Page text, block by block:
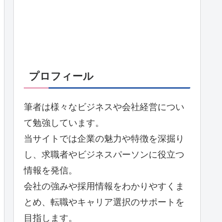
プロフィール
筆者は様々なビジネスや会社経営につい
て勉強しています。
当サイトでは企業の魅力や特徴を深掘り
し、求職者やビジネスパーソンに役立つ
情報を発信。
会社の強みや採用情報をわかりやすくま
とめ、転職やキャリア選択のサポートを
目指します。